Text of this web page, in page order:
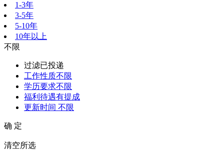
1-3年
3-5年
5-10年
10年以上
不限
过滤已投递
工作性质不限
学历要求不限
福利待遇有提成
更新时间 不限
确 定
清空所选